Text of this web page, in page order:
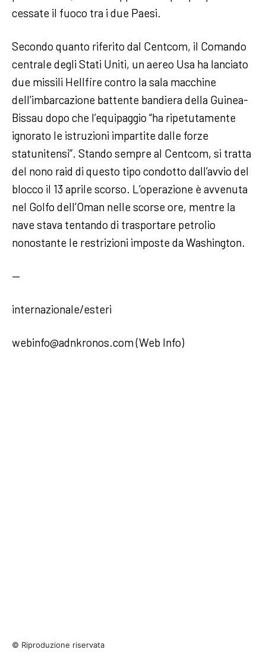
cessate il fuoco tra i due Paesi.
Secondo quanto riferito dal Centcom, il Comando
centrale degli Stati Uniti, un aereo Usa ha lanciato
due missili Hellfire contro la sala macchine
dell’imbarcazione battente bandiera della Guinea-
Bissau dopo che l’equipaggio “ha ripetutamente
ignorato le istruzioni impartite dalle forze
statunitensi”. Stando sempre al Centcom, si tratta
del nono raid di questo tipo condotto dall’avvio del
blocco il 13 aprile scorso. L’operazione è avvenuta
nel Golfo dell’Oman nelle scorse ore, mentre la
nave stava tentando di trasportare petrolio
nonostante le restrizioni imposte da Washington.
—
internazionale/esteri
webinfo@adnkronos.com (Web Info)
© Riproduzione riservata